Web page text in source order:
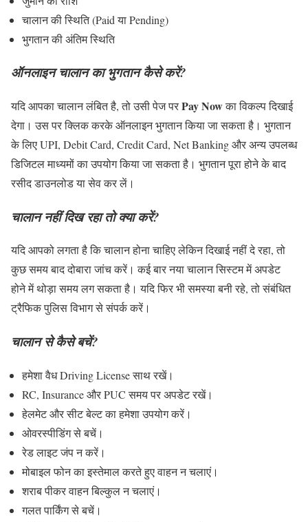
चालान की स्थिति (Paid या Pending)
भुगतान की अंतिम स्थिति
ऑनलाइन चालान का भुगतान कैसे करें?
यदि आपका चालान लंबित है, तो उसी पेज परPay Nowका विकल्प दिखाई
देगा। उस पर क्लिक करके ऑनलाइन भुगतान किया जा सकता है। भुगतान
के लिए UPI, Debit Card, Credit Card, Net Banking और अन्य उपलब्ध
डिजिटल माध्यमों का उपयोग किया जा सकता है। भुगतान पूरा होने के बाद
रसीद डाउनलोड या सेव कर लें।
चालान नहीं दिख रहा तो क्या करें?
यदि आपको लगता है कि चालान होना चाहिए लेकिन दिखाई नहीं दे रहा, तो
कुछ समय बाद दोबारा जांच करें। कई बार नया चालान सिस्टम में अपडेट
होने में थोड़ा समय लग सकता है। यदि फिर भी समस्या बनी रहे, तो संबंधित
ट्रैफिक पुलिस विभाग से संपर्क करें।
चालान से कैसे बचें?
हमेशा वैध Driving License साथ रखें।
RC, Insurance और PUC समय पर अपडेट रखें।
हेलमेट और सीट बेल्ट का हमेशा उपयोग करें।
ओवरस्पीडिंग से बचें।
रेड लाइट जंप न करें।
मोबाइल फोन का इस्तेमाल करते हुए वाहन न चलाएं।
शराब पीकर वाहन बिल्कुल न चलाएं।
गलत पार्किंग से बचें।